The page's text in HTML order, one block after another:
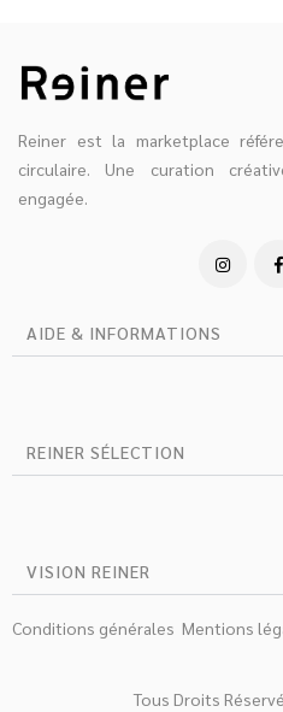
Reiner est la marketplace
circulaire. Une curation
engagée.
AIDE & INFORMATIONS
REINER SÉLECTION
VISION REINER
Conditions générales Mentions
Tous Droits